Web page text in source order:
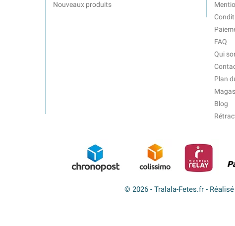
Nouveaux produits
FAQ
Qui
Plan
Blog
© 2026 - Tralala-Fetes.fr -